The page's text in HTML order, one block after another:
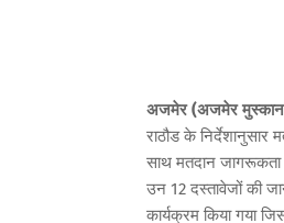
अजमेर (अजमेर
राठौड के निर्देशानुसार
साथ मतदान जागरूकता
उन 12 दस्तावेजों की
कार्यक्रम किया गया